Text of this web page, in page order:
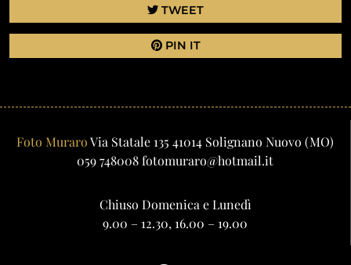
TWEET
PIN IT
Foto MuraroVia Statale 135 41014 Solignano Nuovo (MO)
059 748008fotomuraro@hotmail.it
Chiuso Domenica e Lunedì
9.00 – 12.30, 16.00 – 19.00